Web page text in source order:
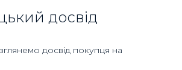
досвід
досвід покупця на